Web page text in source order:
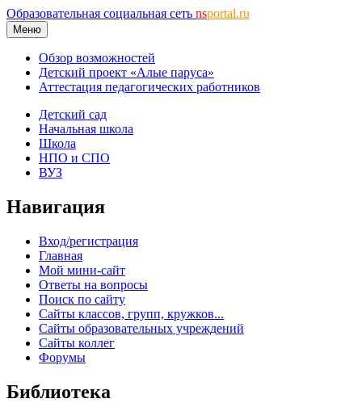
Образовательная социальная сеть nsportal.ru
Меню
Обзор возможностей
Детский проект «Алые паруса»
Аттестация педагогических работников
Детский сад
Начальная школа
Школа
НПО и СПО
ВУЗ
Навигация
Вход/регистрация
Главная
Мой мини-сайт
Ответы на вопросы
Поиск по сайту
Сайты классов, групп, кружков...
Сайты образовательных учреждений
Сайты коллег
Форумы
Библиотека